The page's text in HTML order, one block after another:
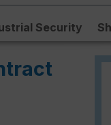
Security